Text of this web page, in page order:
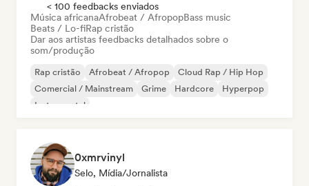
< 100 feedbacks enviados
Música africanaAfrobeat / AfropopBass music
Beats / Lo-fiRap cristão
Dar aos artistas feedbacks detalhados sobre o
som/produção
Rap cristão Afrobeat / Afropop
Cloud Rap / Hip Hop
Comercial / Mainstream
Grime Hardcore
Hyperpop
Instrumental
0xmrvinyl
Selo, Mídia/Jornalista